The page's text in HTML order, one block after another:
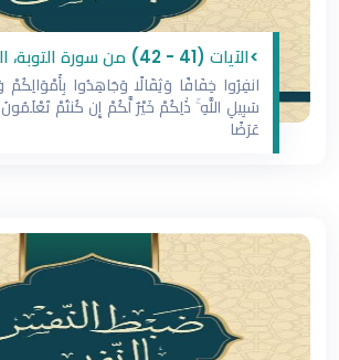
>الآيات (41 - 42) من سورة التوبة، اللقاء (15)
انفِرُوا خِفَافًا وَثِقَالًا وَجَاهِدُوا
عَرَضًا